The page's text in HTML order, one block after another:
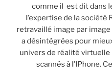
comme il est dit dans
l’expertise de la société
retravaillé image par
a désintégrées pour
univers de réalité virtuelle
scannés à l’IPhone.